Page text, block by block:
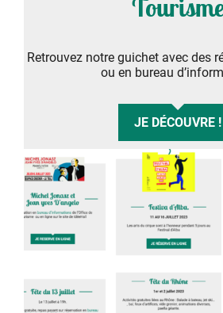
Tourisme
Retrouvez notre guichet avec des
ou en bureau
JE DÉCOUVRE !